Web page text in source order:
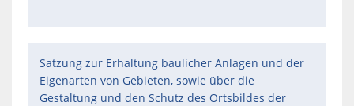
Satzung zur Erhaltung baulicher Anlagen und der
Eigenarten von Gebieten, sowie über die
Gestaltung und den Schutz des Ortsbildes der